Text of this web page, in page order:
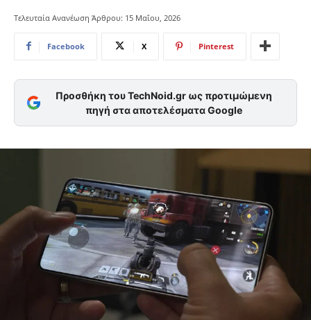
Τελευταία Ανανέωση Άρθρου: 15 Μαΐου, 2026
Facebook X Pinterest
Προσθήκη του TechNoid.gr ως προτιμώμενη
πηγή στα αποτελέσματα Google